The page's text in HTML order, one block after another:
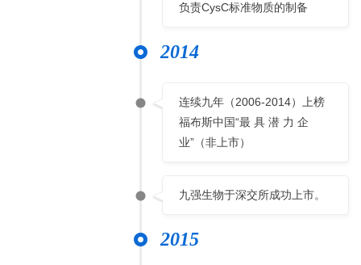
负责CysC标准物质的制备
2014
连续九年（2006-2014）上榜
福布斯中国“最 具 潜 力 企
业”（非上市）
九强生物于深交所成功上市。
2015